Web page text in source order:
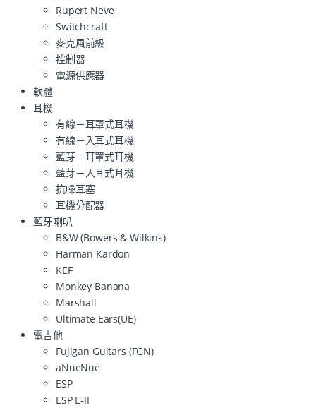
Rupert Neve
Switchcraft
麥克風前級
控制器
電源供應器
軟體
耳機
有線－耳罩式耳機
有線－入耳式耳機
藍芽－耳罩式耳機
藍芽－入耳式耳機
抗噪耳塞
耳機分配器
藍牙喇叭
B&W (Bowers & Wilkins)
Harman Kardon
KEF
Monkey Banana
Marshall
Ultimate Ears(UE)
電吉他
Fujigan Guitars (FGN)
aNueNue
ESP
ESP E-II